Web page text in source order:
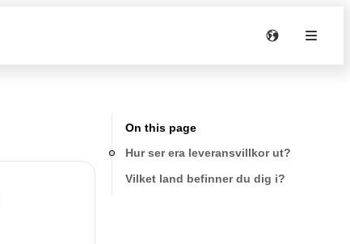
On this page
Hur ser era leveransvillkor ut?
Vilket land befinner du dig i?